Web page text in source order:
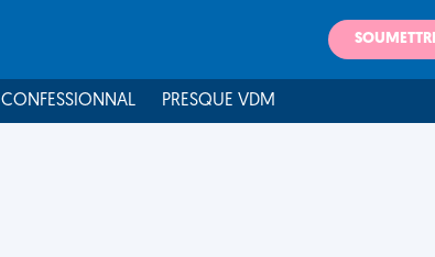
CONFESSIONNAL PRESQUE VDM